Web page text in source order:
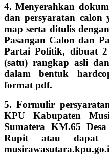
4. Menyerahkan
dan persyaratan calon
map serta ditulis
Pasangan Calon dan
Partai Politik, dibuat
(satu) rangkap asli
dalam bentuk
format pdf.
5. Formulir
KPU Kabupaten
Sumatera KM.65
Rupit atau dapat